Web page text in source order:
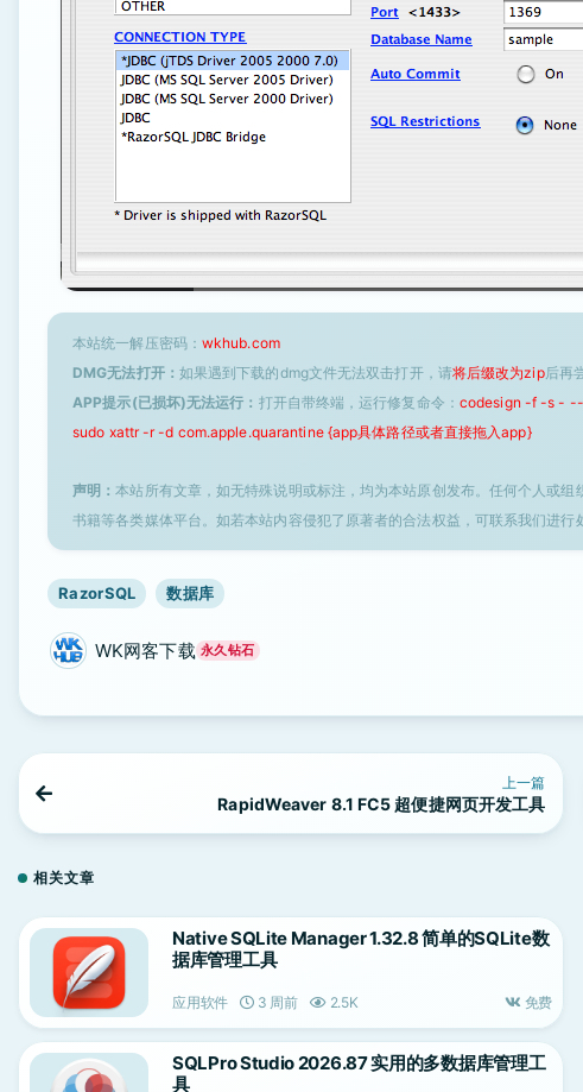
本站统一解压密码： wkhub.com
DMG无法打开： 如果遇到下载的dmg文件无法双击打开，请将后缀改为zip后再
APP提示(已损坏)无法运行： 打开自带终端，运行修复命令： codesign -f -s - --
sudo xattr -r -d com.apple.quarantine {app具体路径或者直接拖入app}
声明：本站所有文章，如无特殊说明或标注，均为本站原创发布。任何个人或
书籍等各类媒体平台。如若本站内容侵犯了原著者的合法权益，可联系我们进行
RazorSQL 数据库
WK网客下载 永久钻石
上一篇
RapidWeaver 8.1 FC5 超便捷网页开发工具
相关文章
Native SQLite Manager 1.32.8 简单的SQLite数
据库管理工具
应用软件 3 周前 2.5K 免费
SQLPro Studio 2026.87 实用的多数据库管理工
具